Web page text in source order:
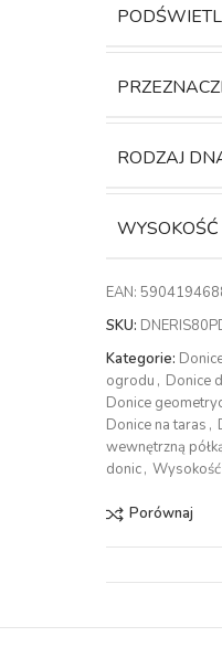
RODZAJ
WYSOKOŚĆ
EAN:
SKU:
Kategorie:
ogrodu , Donice
Donice
Donice na taras ,
wewnętrzną
donic,
Porównaj